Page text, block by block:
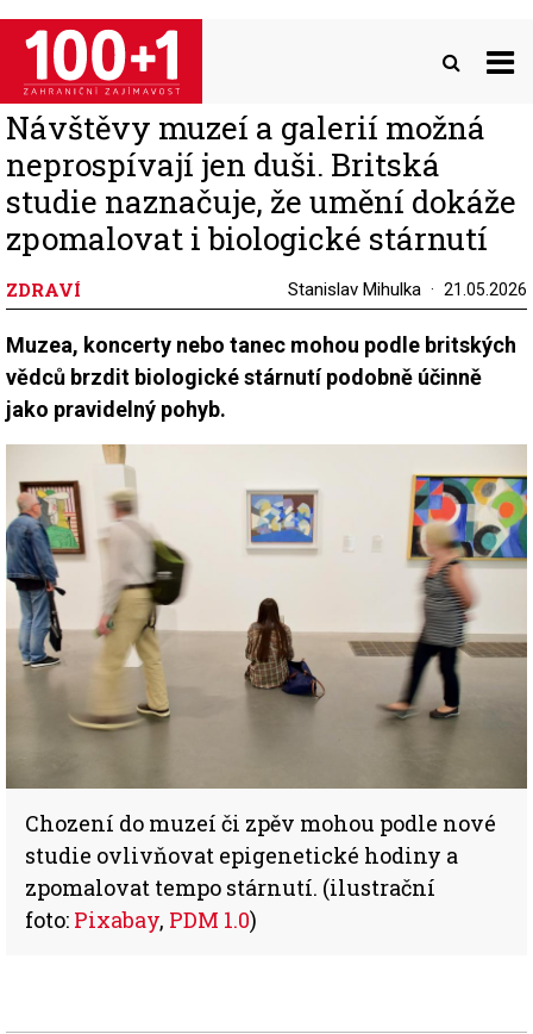
Přejít
hlavnímu
obsahu
Návštěvy muzeí a galerií možná
neprospívají jen duši. Britská
studie naznačuje, že umění dokáže
zpomalovat i biologické stárnutí
ZDRAVÍ Stanislav Mihulka 21.05.2026
Muzea, koncerty nebo tanec mohou podle britských
vědců brzdit biologické stárnutí podobně účinně
jako pravidelný pohyb.
Chození do muzeí či zpěv mohou podle nové
studie ovlivňovat epigenetické hodiny a
zpomalovat tempo stárnutí. (ilustrační
foto: Pixabay, PDM 1.0)